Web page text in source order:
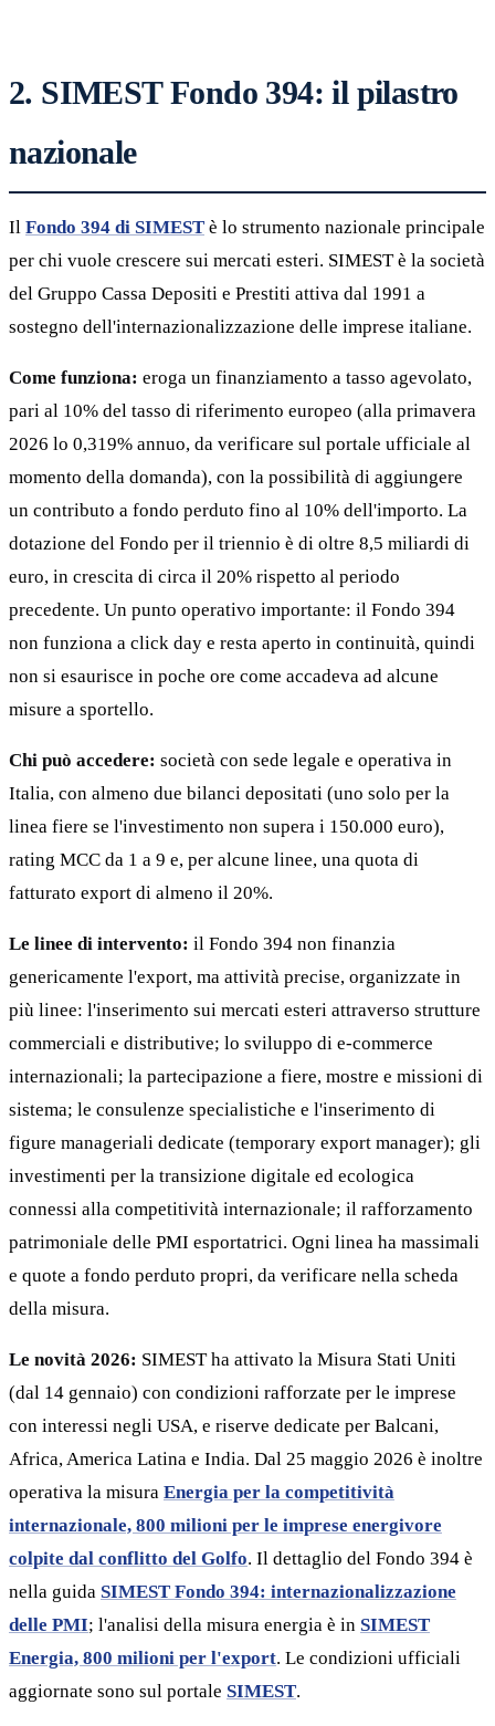
2. SIMEST Fondo 394: il pilastro
nazionale
Il Fondo 394 di SIMEST è lo strumento nazionale principale
per chi vuole crescere sui mercati esteri. SIMEST è la società
del Gruppo Cassa Depositi e Prestiti attiva dal 1991 a
sostegno dell'internazionalizzazione delle imprese italiane.
Come funziona: eroga un finanziamento a tasso agevolato,
pari al 10% del tasso di riferimento europeo (alla primavera
2026 lo 0,319% annuo, da verificare sul portale ufficiale al
momento della domanda), con la possibilità di aggiungere
un contributo a fondo perduto fino al 10% dell'importo. La
dotazione del Fondo per il triennio è di oltre 8,5 miliardi di
euro, in crescita di circa il 20% rispetto al periodo
precedente. Un punto operativo importante: il Fondo 394
non funziona a click day e resta aperto in continuità, quindi
non si esaurisce in poche ore come accadeva ad alcune
misure a sportello.
Chi può accedere: società con sede legale e operativa in
Italia, con almeno due bilanci depositati (uno solo per la
linea fiere se l'investimento non supera i 150.000 euro),
rating MCC da 1 a 9 e, per alcune linee, una quota di
fatturato export di almeno il 20%.
Le linee di intervento: il Fondo 394 non finanzia
genericamente l'export, ma attività precise, organizzate in
più linee: l'inserimento sui mercati esteri attraverso strutture
commerciali e distributive; lo sviluppo di e-commerce
internazionali; la partecipazione a fiere, mostre e missioni di
sistema; le consulenze specialistiche e l'inserimento di
figure manageriali dedicate (temporary export manager); gli
investimenti per la transizione digitale ed ecologica
connessi alla competitività internazionale; il rafforzamento
patrimoniale delle PMI esportatrici. Ogni linea ha massimali
e quote a fondo perduto propri, da verificare nella scheda
della misura.
Le novità 2026: SIMEST ha attivato la Misura Stati Uniti
(dal 14 gennaio) con condizioni rafforzate per le imprese
con interessi negli USA, e riserve dedicate per Balcani,
Africa, America Latina e India. Dal 25 maggio 2026 è inoltre
operativa la misura Energia per la competitività
internazionale, 800 milioni per le imprese energivore
colpite dal conflitto del Golfo. Il dettaglio del Fondo 394 è
nella guida SIMEST Fondo 394: internazionalizzazione
delle PMI; l'analisi della misura energia è in SIMEST
Energia, 800 milioni per l'export. Le condizioni ufficiali
aggiornate sono sul portale SIMEST.